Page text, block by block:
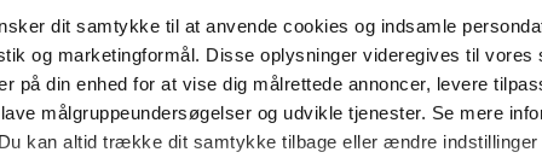
dit samtykke til at anvende cookies og indsamle
og marketingformål. Disse oplysninger videregives til vores
på din enhed for at vise dig målrettede annoncer, levere
målgruppeundersøgelser og udvikle tjenester. Se mere
kan altid trække dit samtykke tilbage eller ændre indstillinger
aftensmad, er det dejligt at sidde og råhygge foran
større og udendørs er der bordtennis, motionsplads og